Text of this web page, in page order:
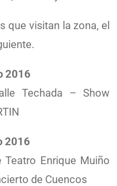
que visitan la zona, el
2016
Techada – Show
2016
Enrique Muiño
de Cuencos